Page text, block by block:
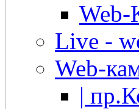
Web-
Live -
Web-
|